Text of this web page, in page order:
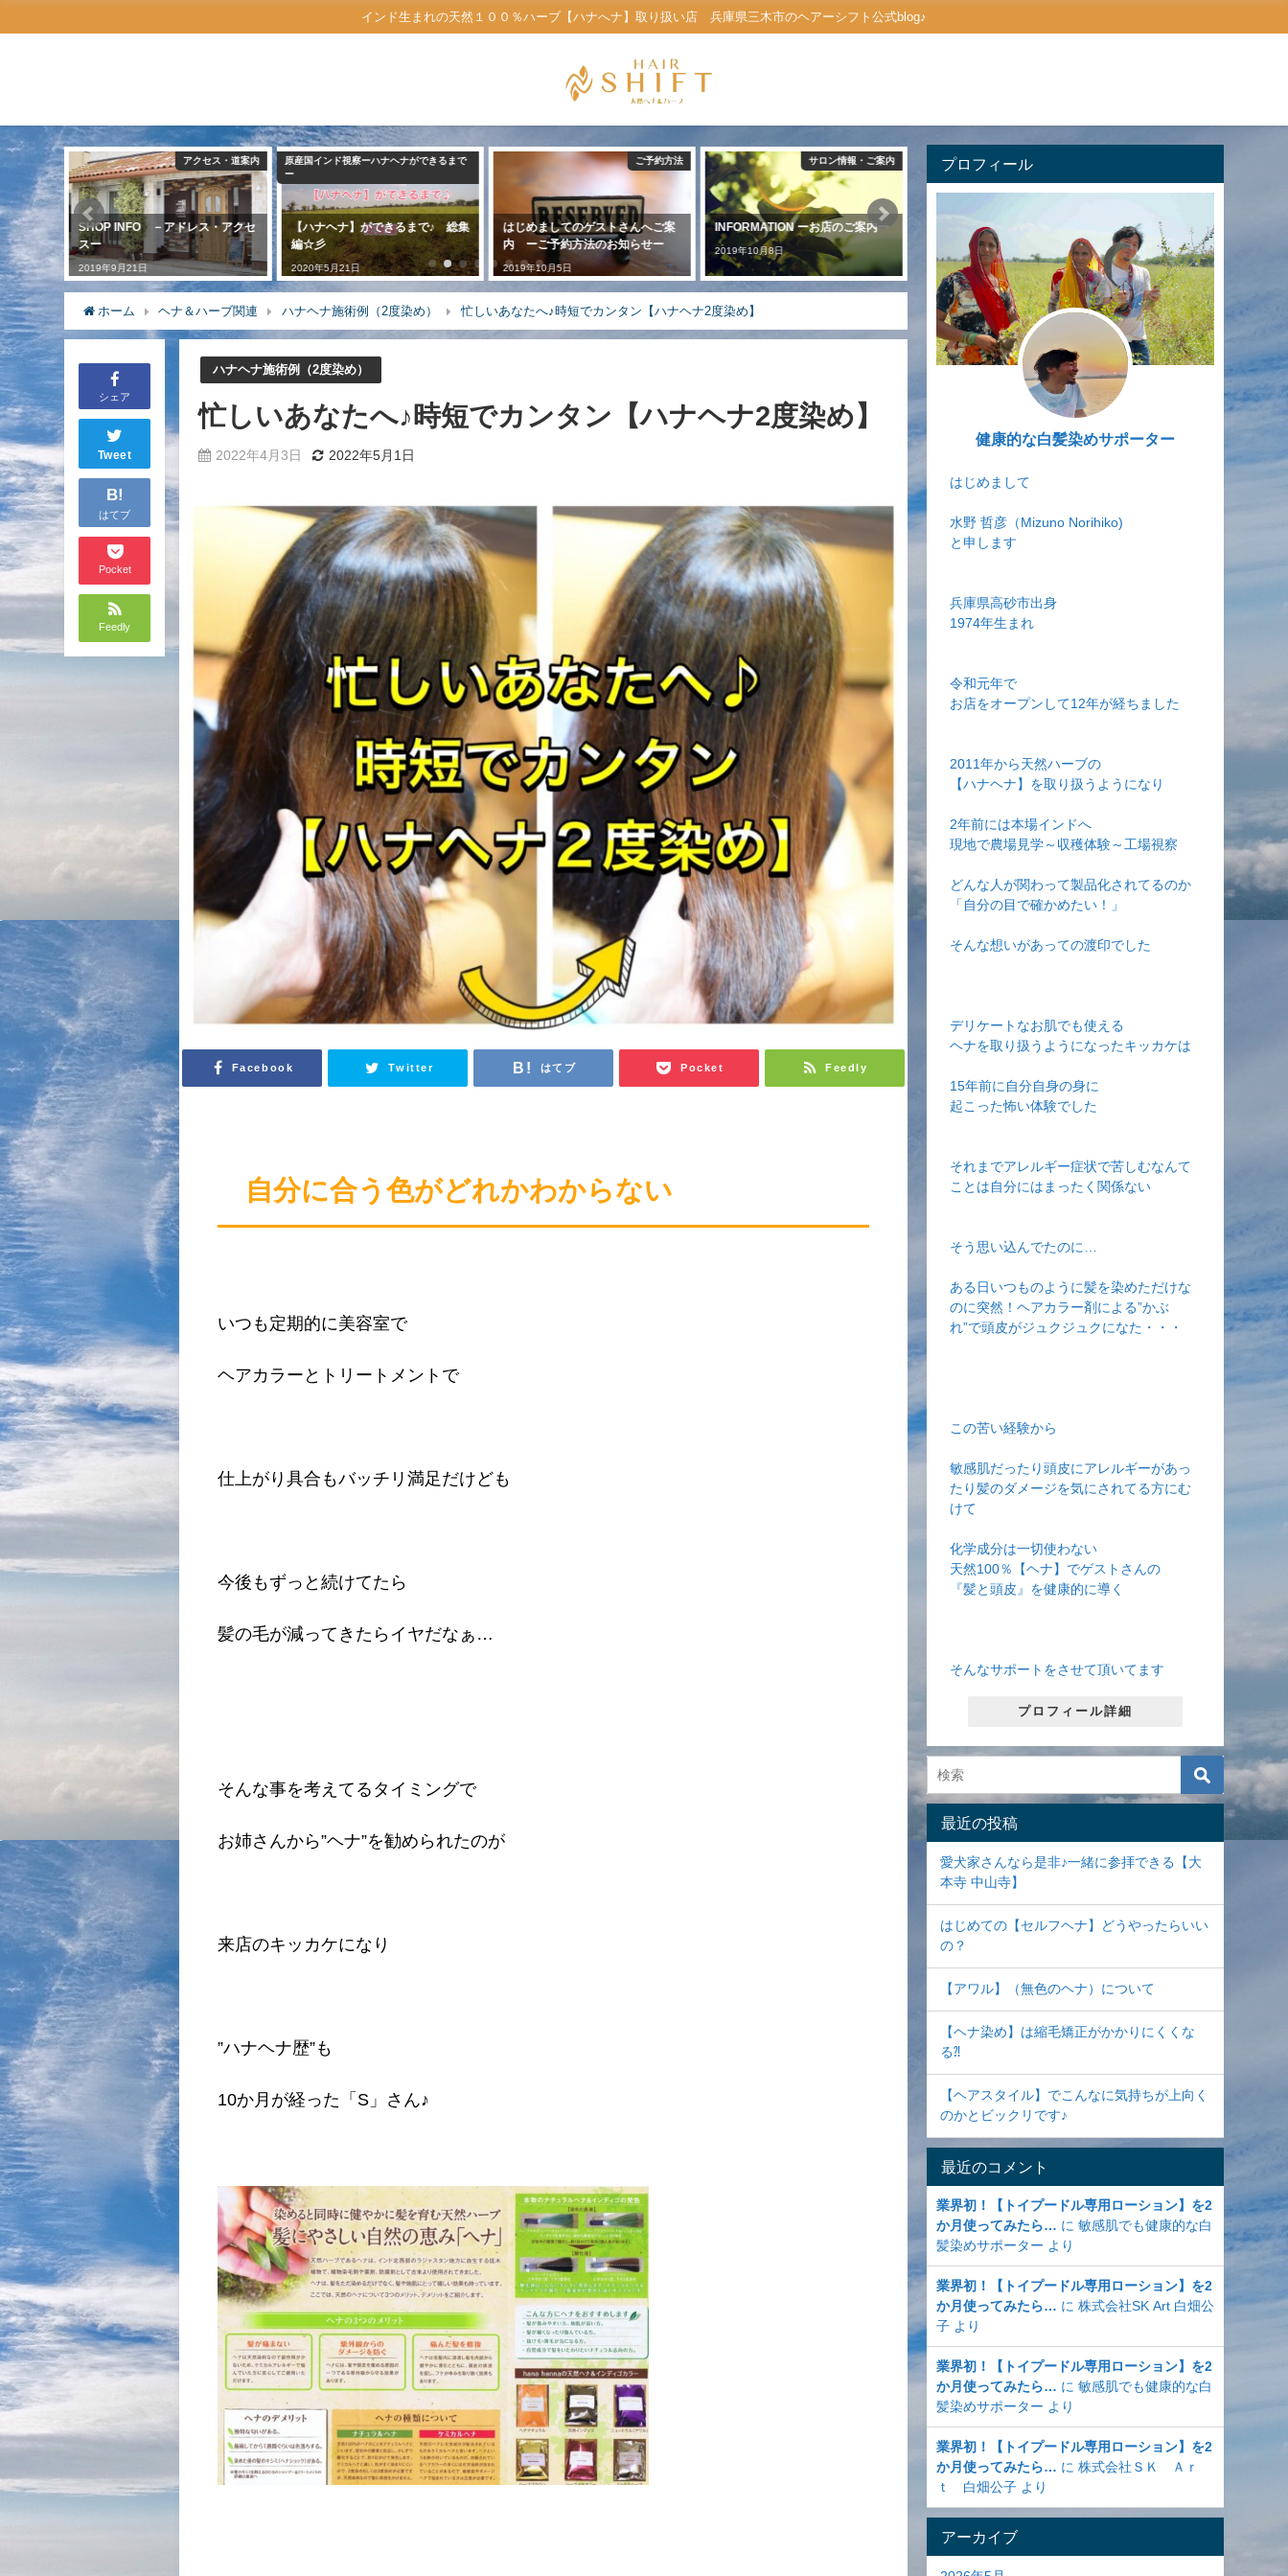
インド生まれの天然１００％ハーブ【ハナへナ】取り扱い店 兵庫県三木市のヘアーシフト公式blog♪
自己紹介 アクセス・道案内
SHOP INFO －アドレス・アクセ
スー
2019年9月21日
原産国インド視察ーハナヘナができるまで
ー
【ハナヘナ】ができるまで♪ 総集
編☆彡
2020年5月21日
ご予約方法
はじめましてのゲストさんへご案
内 ーご予約方法のお知らせー
2019年10月5日
サロン情報・ご案内
INFORMATION ーお店のご案内ー
2019年10月8日
ハナヘナの口コミ・感想
これから始めたい人へ届け♪【天然
ヘナ染め】口コミまとめ ２０選
2021年7月3日
公式LINEアカウントの利
～ゲストさんに活用してほ
2019年10月6日
ホーム ヘナ＆ハーブ関連 ハナヘナ施術例（2度染め） 忙しいあなたへ♪時短でカンタン【ハナヘナ2度染め】
シェア
Tweet
B!
はてブ
Pocket
Feedly
ハナヘナ施術例（2度染め）
忙しいあなたへ♪時短でカンタン【ハナヘナ2度染め】
2022年4月3日 2022年5月1日
Facebook Twitter はてブ Pocket Feedly
自分に合う色がどれかわからない
いつも定期的に美容室で
ヘアカラーとトリートメントで
仕上がり具合もバッチリ満足だけども
今後もずっと続けてたら
髪の毛が減ってきたらイヤだなぁ…
そんな事を考えてるタイミングで
お姉さんから”ヘナ”を勧められたのが
来店のキッカケになり
”ハナヘナ歴”も
10か月が経った「S」さん♪
プロフィール
健康的な白髪染めサポーター
はじめまして
水野 哲彦（Mizuno Norihiko)
と申します
兵庫県高砂市出身
1974年生まれ
令和元年で
お店をオープンして12年が経ちました
2011年から天然ハーブの
【ハナヘナ】を取り扱うようになり
2年前には本場インドへ
現地で農場見学～収穫体験～工場視察
どんな人が関わって製品化されてるのか
「自分の目で確かめたい！」
そんな想いがあっての渡印でした
デリケートなお肌でも使える
ヘナを取り扱うようになったキッカケは
15年前に自分自身の身に
起こった怖い体験でした
それまでアレルギー症状で苦しむなんて
ことは自分にはまったく関係ない
そう思い込んでたのに…
ある日いつものように髪を染めただけな
のに突然！ヘアカラー剤による”かぶ
れ”で頭皮がジュクジュクになた・・・
この苦い経験から
敏感肌だったり頭皮にアレルギーがあっ
たり髪のダメージを気にされてる方にむ
けて
化学成分は一切使わない
天然100％【ヘナ】でゲストさんの
『髪と頭皮』を健康的に導く
そんなサポートをさせて頂いてます
プロフィール詳細
最近の投稿
愛犬家さんなら是非♪一緒に参拝できる【大
本寺 中山寺】
はじめての【セルフヘナ】どうやったらいい
の？
【アワル】（無色のヘナ）について
【ヘナ染め】は縮毛矯正がかかりにくくな
る⁈
【ヘアスタイル】でこんなに気持ちが上向く
のかとビックリです♪
最近のコメント
業界初！【トイプードル専用ローション】を2
か月使ってみたら… に 敏感肌でも健康的な白
髪染めサポーター より
業界初！【トイプードル専用ローション】を2
か月使ってみたら… に 株式会社SK Art 白畑公
子より
業界初！【トイプードル専用ローション】を2
か月使ってみたら… に 敏感肌でも健康的な白
髪染めサポーター より
業界初！【トイプードル専用ローション】を2
か月使ってみたら… に 株式会社ＳＫ Ａｒ
ｔ 白畑公子より
アーカイブ